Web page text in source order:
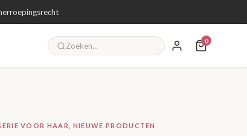
0
VOOR HAAR, NIEUWE PRODUCTEN